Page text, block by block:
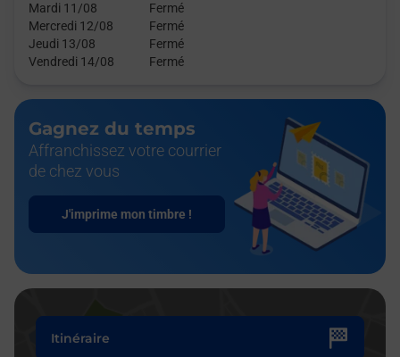
Mardi 11/08
Fermé
Mercredi 12/08
Fermé
Jeudi 13/08
Fermé
Vendredi 14/08
Fermé
Gagnez du temps
Affranchissez votre courrier
de chez vous
J'imprime mon timbre !
Itinéraire